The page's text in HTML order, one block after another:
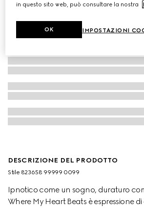
DESCRIZIONE DEL PRODOTTO
Stile ‎823658 99999 0099
Ipnotico come un sogno, duraturo
Where My Heart Beats è espressione
in questo sito web, può consultare la nostra
IMPOSTAZIONI
OK